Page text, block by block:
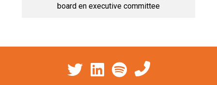
board en executive committee